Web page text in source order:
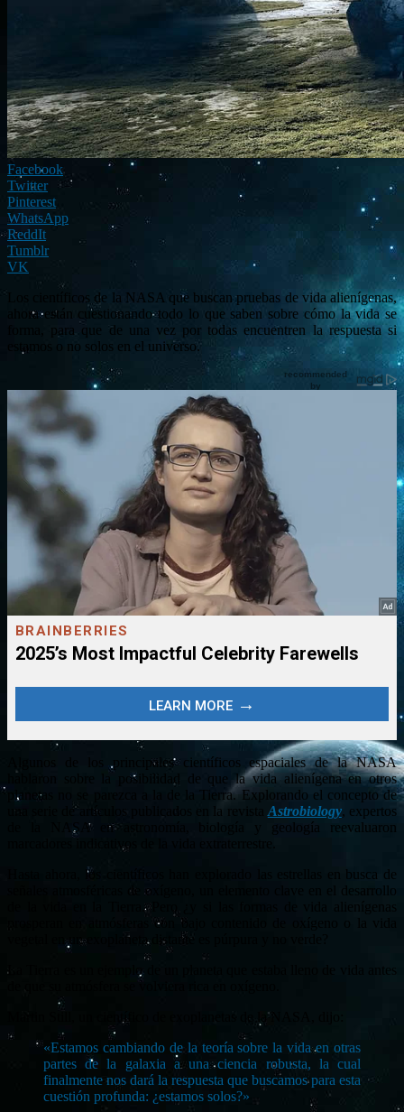
Facebook
Twitter
Pinterest
WhatsApp
ReddIt
Tumblr
VK
Los científicos de la NASA que buscan pruebas de vida alienígenas,
ahora están cuestionando todo lo que saben sobre cómo la vida se
forma, para que de una vez por todas encuentren la respuesta si
estamos o no solos en el universo.
Algunos de los principales científicos espaciales de la NASA
hablaron sobre la posibilidad de que la vida alienígena en otros
planetas no se parezca a la de la Tierra. Explorando el concepto de
una serie de artículos publicados en la revista Astrobiology, expertos
de la NASA en astronomía, biología y geología reevaluaron
marcadores indicativos de la vida extraterrestre.
Hasta ahora, los científicos han explorado las estrellas en busca de
señales atmosféricas de oxígeno, un elemento clave en el desarrollo
de la vida en la Tierra. Pero ¿y si las formas de vida alienígenas
prosperan en atmósferas con bajo contenido de oxígeno o la vida
vegetal en un exoplaneta distante es púrpura y no verde?
La Tierra es un ejemplo de un planeta que estaba lleno de vida antes
de que su atmósfera se volviera rica en oxígeno.
Martin Still, un científico de exoplanetas de la NASA, dijo:
«Estamos cambiando de la teoría sobre la vida en otras
partes de la galaxia a una ciencia robusta, la cual
finalmente nos dará la respuesta que buscamos para esta
cuestión profunda: ¿estamos solos?»